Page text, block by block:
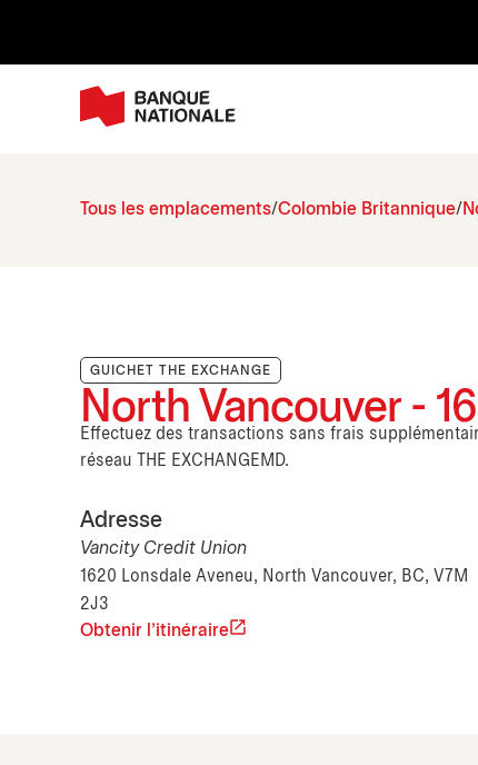
Tous les emplacements Colombie Britannique
GUICHET THE EXCHANGE
North Vancouver -
Effectuez des transactions sans frais
réseau THE EXCHANGEMD.
Adresse
Vancity Credit Union
1620 Lonsdale Aveneu, North Vancouver, BC, V7M
2J3
Obtenir l'itinéraire